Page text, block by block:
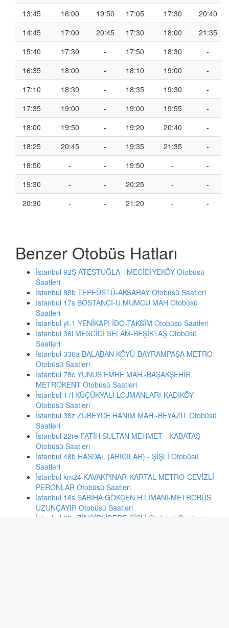
13:45
16:00 19:50 17:05 17:30
20:40
14:45
17:00 20:45 17:30 18:00
21:35
15:40
17:30 - 17:50 18:30
-
16:35
18:00 - 18:10 19:00
-
17:10
18:30 - 18:35 19:30
-
17:35
19:00 - 19:00 19:55
-
18:00
19:50 - 19:20 20:40
-
18:25
20:45 - 19:35 21:35
-
18:50
- - 19:50 -
-
19:30
- - 20:25 -
-
20:30
- - 21:20 - -
Benzer Otobüs Hatları
İstanbul 92Ş ATEŞTUĞLA - MECİDİYEKÖY Otobüsü
Saatleri
İstanbul 89b TEPEÜSTÜ-AKSARAY Otobüsü Saatleri
İstanbul 17s BOSTANCI-U.MUMCU MAH Otobüsü
Saatleri
İstanbul yt-1 YENİKAPI İDO-TAKSİM Otobüsü Saatleri
İstanbul 36l MESCİDİ SELAM-BEŞİKTAŞ Otobüsü
Saatleri
İstanbul 336a BALABAN KÖYÜ-BAYRAMPAŞA METRO
Otobüsü Saatleri
İstanbul 78c YUNUS EMRE MAH.-BAŞAKŞEHİR
METROKENT Otobüsü Saatleri
İstanbul 17l KÜÇÜKYALI LOJMANLARI-KADIKÖY
Otobüsü Saatleri
İstanbul 38z ZÜBEYDE HANIM MAH.-BEYAZIT Otobüsü
Saatleri
İstanbul 22re FATİH SULTAN MEHMET - KABATAŞ
Otobüsü Saatleri
İstanbul 48b HASDAL (ARICILAR) - ŞİŞLİ Otobüsü
Saatleri
İstanbul km24 KAVAKPINAR-KARTAL METRO-CEVİZLİ
PERONLAR Otobüsü Saatleri
İstanbul 16s SABİHA GÖKÇEN H.LİMANI-METROBÜS
UZUNÇAYIR Otobüsü Saatleri
İstanbul 66z ZİNCİRLİDERE-ŞİŞLİ Otobüsü Saatleri